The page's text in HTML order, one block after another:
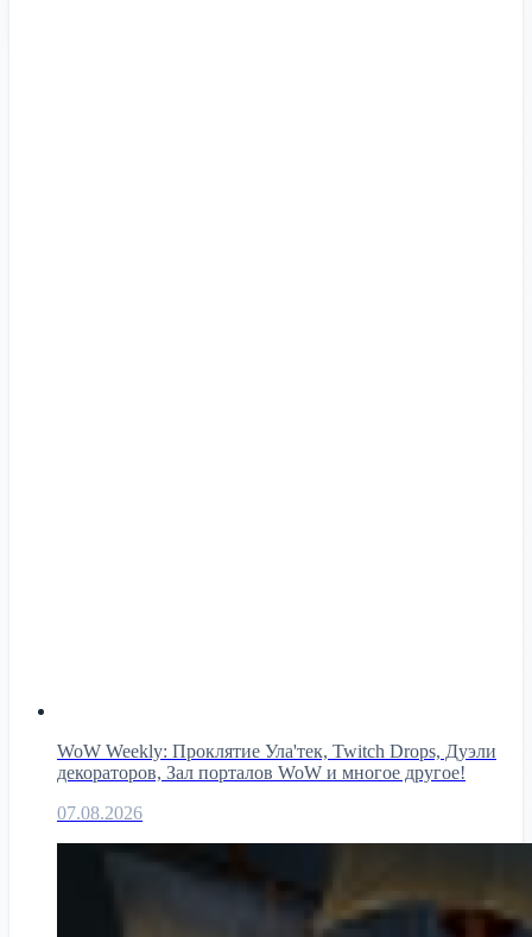
WoW Weekly: Проклятие Ула'тек, Twitch Drops, Дуэли
декораторов, Зал порталов WoW и многое другое!
07.08.2026